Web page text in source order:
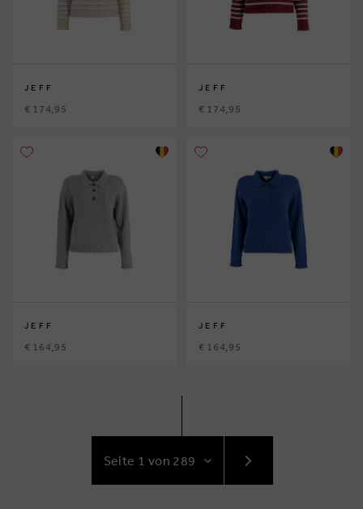
JEFF
€ 174,95
JEFF
€ 174,95
JEFF
€ 164,95
JEFF
€ 164,95
ZUR
NÄCHSTE